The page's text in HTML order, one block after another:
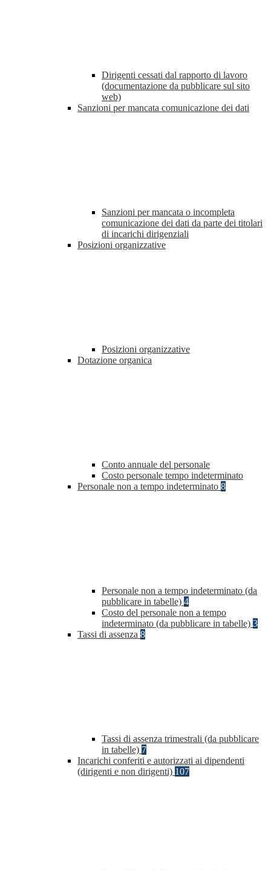
Dirigenti cessati dal rapporto di lavoro
(documentazione da pubblicare sul sito
web)
Sanzioni per mancata comunicazione dei dati
Sanzioni per mancata o incompleta
comunicazione dei dati da parte dei titolari
di incarichi dirigenziali
Posizioni organizzative
Posizioni organizzative
Dotazione organica
Conto annuale del personale
Costo personale tempo indeterminato
Personale non a tempo indeterminato 8
Personale non a tempo indeterminato (da
pubblicare in tabelle) 4
Costo del personale non a tempo
indeterminato (da pubblicare in tabelle) 3
Tassi di assenza 8
Tassi di assenza trimestrali (da pubblicare
in tabelle) 7
Incarichi conferiti e autorizzati ai dipendenti
(dirigenti e non dirigenti) 107